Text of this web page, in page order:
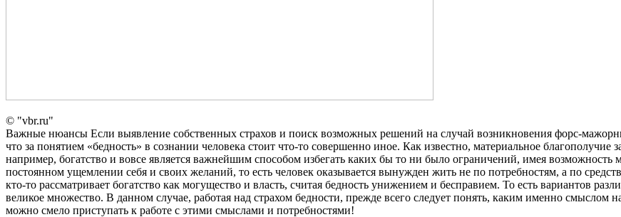
© "vbr.ru"
Важные нюансы Если выявление собственных страхов и поиск возможных решений на случай возникновения форс-
что за понятием «бедность» в сознании человека стоит что-то совершенно иное. Как известно, материальное благополучие
например, богатство и вовсе является важнейшим способом избегать каких бы то ни было ограничений, имея возможность
постоянном ущемлении себя и своих желаний, то есть человек оказывается вынужден жить не по потребностям, а по
кто-то рассматривает богатство как могущество и власть, считая бедность унижением и бесправием. То есть вариантов
великое множество. В данном случае, работая над страхом бедности, прежде всего следует понять, каким именно смыслом
можно смело приступать к работе с этими смыслами и потребностями!